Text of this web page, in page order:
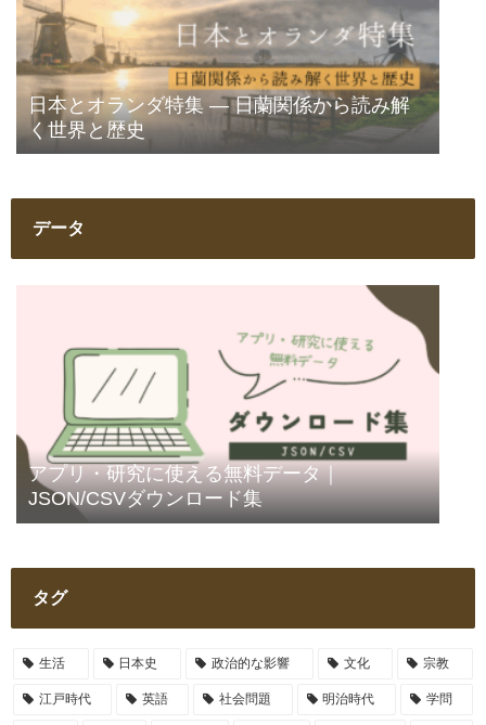
日本とオランダ特集 ― 日蘭関係から読み解
く世界と歴史
データ
アプリ・研究に使える無料データ｜
JSON/CSVダウンロード集
タグ
生活 日本史 政治的な影響 文化 宗教
江戸時代 英語 社会問題 明治時代 学問